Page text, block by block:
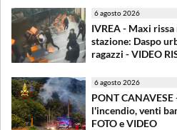
6 agosto 2026
IVREA - Maxi
stazione: Daspo
ragazzi - VIDEO
6 agosto 2026
PONT
l'incendio, venti
FOTO e VIDEO